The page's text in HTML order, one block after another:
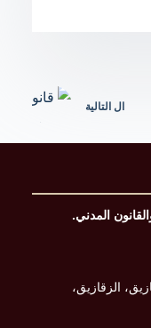
ال التالية
المدني.
الزقازيق،